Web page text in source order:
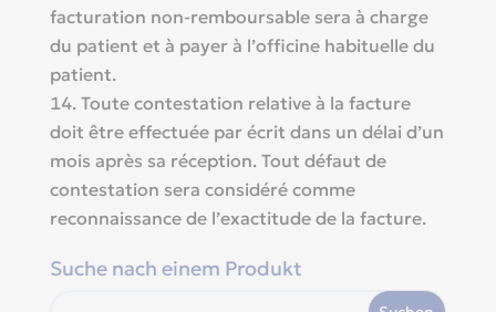
facturation non-remboursable sera à charge
du patient et à payer à l’officine habituelle du
patient.
Toute contestation relative à la facture
doit être effectuée par écrit dans un délai d’un
mois après sa réception. Tout défaut de
contestation sera considéré comme
reconnaissance de l’exactitude de la facture.
Suche nach einem Produkt